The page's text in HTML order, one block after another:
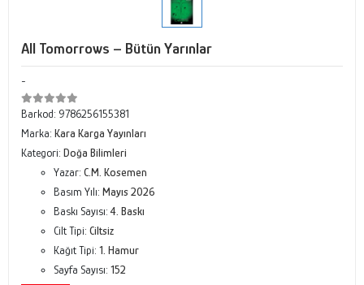
All Tomorrows – Bütün Yarınlar
-
Barkod: 9786256155381
Marka: Kara Karga Yayınları
Kategori: Doğa Bilimleri
Yazar: C.M. Kosemen
Basım Yılı: Mayıs 2026
Baskı Sayısı:4. Baskı
Cilt Tipi: Ciltsiz
Kağıt Tipi: 1. Hamur
Sayfa Sayısı: 152